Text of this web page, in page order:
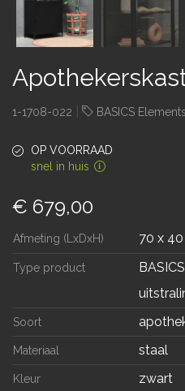
1-1708-022 BASICS Elements
OP VOORRAAD
snel in huis
€ 679,00
Afmeting (LxDxH) 70 x 40
Type product
Soort
Materiaal staal
Kleur zwart